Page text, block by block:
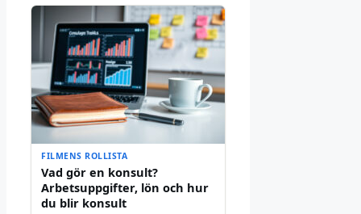
FILMENS ROLLISTA
Vad gör en konsult?
Arbetsuppgifter, lön och hur
du blir konsult